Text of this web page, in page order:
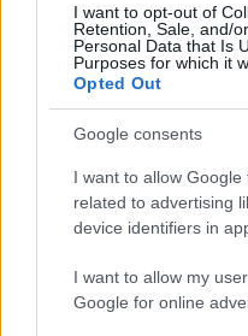
I want to opt-out of
Retention, Sale, and/
Personal Data that Is
Purposes for which it
Opted Out
Google consents
I want to allow
related to advertising
device identifiers in
I want to allow my
Google for online
143
14
13
16
12
7
143
14
13
16
12
7